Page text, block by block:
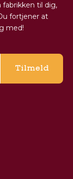
fabrikken til dig,
fortjener at
med!
Tilmeld